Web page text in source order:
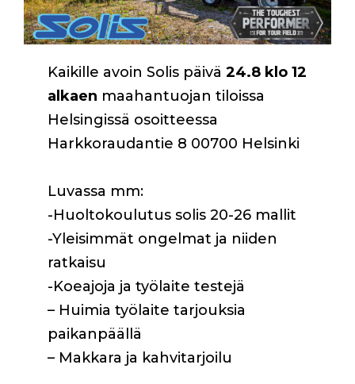
Kaikille avoin Solis päivä 24.8 klo 12
alkaen maahantuojan tiloissa
Helsingissä osoitteessa
Harkkoraudantie 8 00700 Helsinki
Luvassa mm:
-Huoltokoulutus solis 20-26 mallit
-Yleisimmät ongelmat ja niiden
ratkaisu
-Koeajoja ja työlaite testejä
– Huimia työlaite tarjouksia
paikanpäällä
– Makkara ja kahvitarjoilu